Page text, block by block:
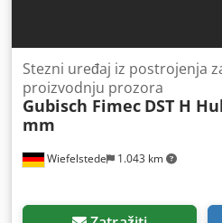
Wiefelstede 1.043 km
Stezni uređaj iz postrojenja
proizvodnju prozora
Gubisch Fimec DST H
mm